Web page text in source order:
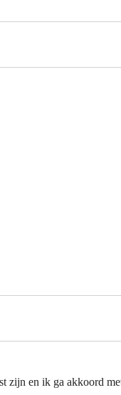
zijn en ik ga akkoord